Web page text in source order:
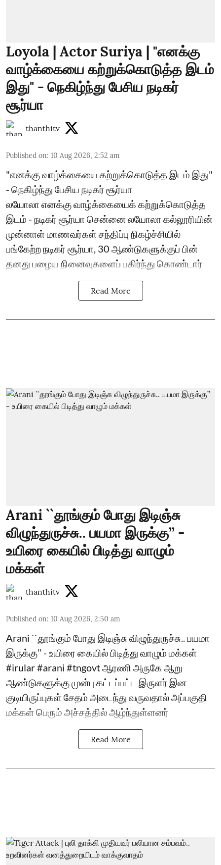
Loyola | Actor Suriya | "எனக்கு
வாழ்க்கையை கற்றுக்கொடுத்த இடம்
இது" - நெகிழ்ந்து பேசிய நடிகர்
சூர்யா
thanthitv
Published on: 10 Aug 2026, 2:52 am
"எனக்கு வாழ்க்கையை கற்றுக்கொடுத்த இடம் இது"
- நெகிழ்ந்து பேசிய நடிகர் சூர்யா
லயோலா எனக்கு வாழ்க்கையைக் கற்றுக்கொடுத்த
இடம் - நடிகர் சூர்யா சென்னை லயோலா கல்லூரியின்
முன்னாள் மாணவர்கள் சந்திப்பு நிகழ்ச்சியில்
பங்கேற்ற நடிகர் சூர்யா, 30 ஆண்டுகளுக்குப் பின்
தனது பழைய நினைவுகளைப் பகிர்ந்து கொண்டார்
Read More
Arani ``தூங்கும் போது இடிஞ்சு
விழுந்துருச்சு.. பயமா இருக்கு’’ -
உயிரை கையில் பிடித்து வாழும்
மக்கள்
thanthitv
Published on: 10 Aug 2026, 2:50 am
Arani ``தூங்கும் போது இடிஞ்சு விழுந்துருச்சு.. பயமா
இருக்கு’’ - உயிரை கையில் பிடித்து வாழும் மக்கள்
#irular #arani #tngovt ஆரணி அருகே ஆறு
ஆண்டுகளுக்கு முன்பு கட்டப்பட்ட இருளர் இன
குடியிருப்புகள் சேதம் அடைந்து வருவதால் அப்பகுதி
மக்கள் பெரும் அச்சத்தில் ஆழ்ந்துள்ளனர்
Read More